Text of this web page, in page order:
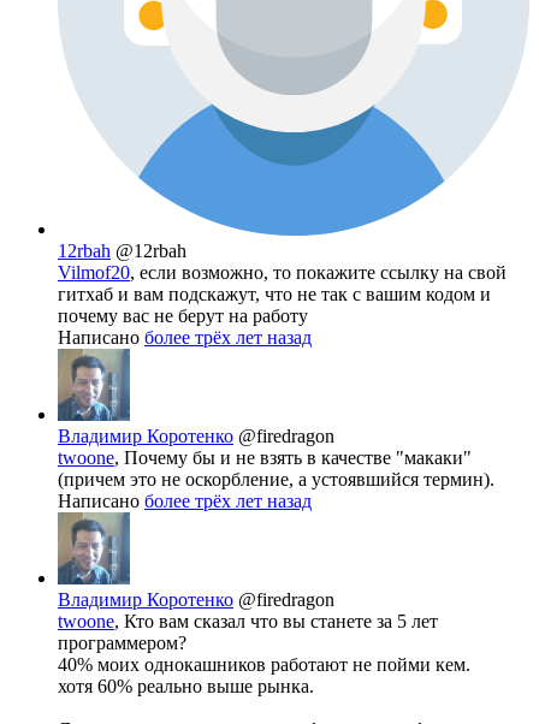
12rbah @12rbah
Vilmof20, если возможно, то покажите ссылку на свой
гитхаб и вам подскажут, что не так с вашим кодом и
почему вас не берут на работу
Написано более трёх лет назад
Владимир Коротенко @firedragon
twoone, Почему бы и не взять в качестве "макаки"
(причем это не оскорбление, а устоявшийся термин).
Написано более трёх лет назад
Владимир Коротенко @firedragon
twoone, Кто вам сказал что вы станете за 5 лет
программером?
40% моих однокашников работают не пойми кем.
хотя 60% реально выше рынка.